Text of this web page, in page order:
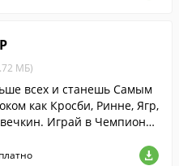
МБ)
всех и станешь Самым
как Кросби, Ринне, Ягр,
Играй в Чемпионат